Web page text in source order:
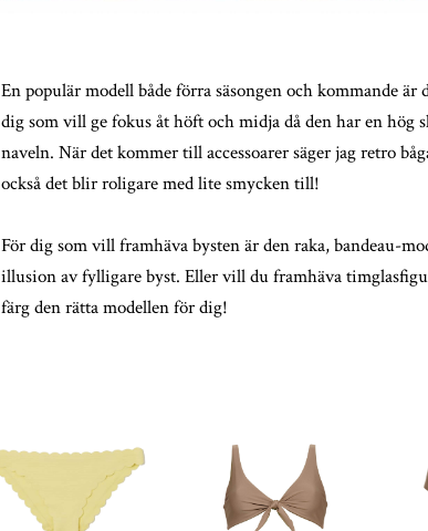
En populär modell både förra säsongen och kommande
dig som vill ge fokus åt höft och midja då den har en hög
naveln. När det kommer till accessoarer säger jag retro
också det blir roligare med lite smycken till!
För dig som vill framhäva bysten är den raka, bandeau-
illusion av fylligare byst. Eller vill du framhäva
färg den rätta modellen för dig!